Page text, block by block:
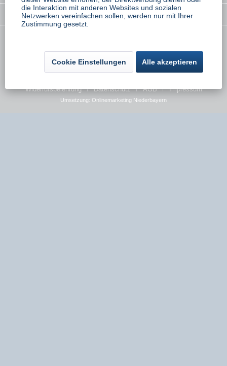
Newsletter
anders beschrieben
Kontakt Versand und Zahlungsbedingungen
Widerrufsbelehrung Datenschutz AGB Impressum
Umsetzung: Onlinemarketing Niederbayern
die Interaktion mit anderen Websites und sozialen
Netzwerken vereinfachen sollen, werden nur mit Ihrer
Zustimmung gesetzt.
Cookie Einstellungen Alle akzeptieren